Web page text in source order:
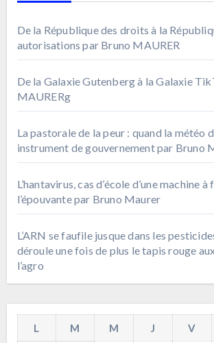
De la République des droits à la
autorisations par Bruno MAURER
De la Galaxie Gutenberg à la Galaxie
MAURERg
La pastorale de la peur : quand la météo
instrument de gouvernement par Bruno
L’hantavirus, cas d’école d’une machine
l’épouvante par Bruno Maurer
L’ARN se faufile jusque dans les
déroule une fois de plus le tapis rouge
l’agro
L M M J V